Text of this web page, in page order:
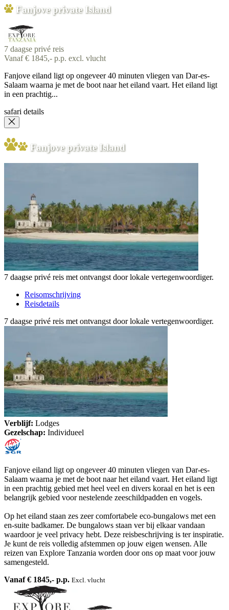
Fanjove private Island
7 daagse privé reis
Vanaf € 1845,- p.p. excl. vlucht
Fanjove eiland ligt op ongeveer 40 minuten vliegen van Dar-es-
Salaam waarna je met de boot naar het eiland vaart. Het eiland ligt
in een prachtig...
safari details
Fanjove private Island
7 daagse privé reis met ontvangst door lokale vertegenwoordiger.
Reisomschrijving
Reisdetails
7 daagse privé reis met ontvangst door lokale vertegenwoordiger.
Verblijf: Lodges
Gezelschap: Individueel
Fanjove eiland ligt op ongeveer 40 minuten vliegen van Dar-es-
Salaam waarna je met de boot naar het eiland vaart. Het eiland ligt
in een prachtig gebied met heel veel en divers koraal en het is een
belangrijk gebied voor nestelende zeeschildpadden en vogels.
Op het eiland staan zes zeer comfortabele eco-bungalows met een
en-suite badkamer. De bungalows staan ver bij elkaar vandaan
waardoor je veel privacy hebt. Deze reisbeschrijving is ter inspiratie.
Je kunt de reis volledig afstemmen op jouw eigen wensen. Alle
reizen van Explore Tanzania worden door ons op maat voor jouw
samengesteld.
Vanaf € 1845,- p.p. Excl. vlucht